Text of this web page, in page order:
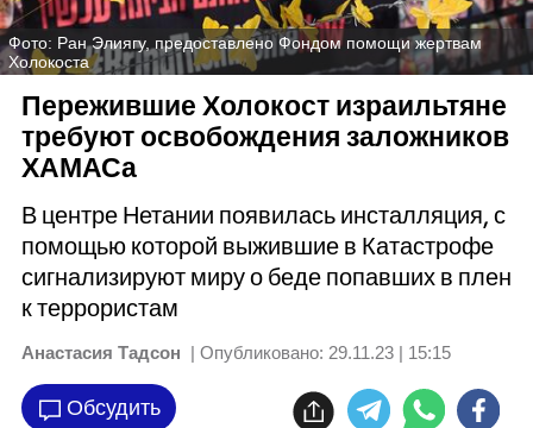
Фото: Ран Элиягу, предоставлено Фондом помощи жертвам
Холокоста
Пережившие Холокост израильтяне
требуют освобождения заложников
ХАМАСа
В центре Нетании появилась инсталляция, с
помощью которой выжившие в Катастрофе
сигнализируют миру о беде попавших в плен
к террористам
Анастасия Тадсон | Опубликовано: 29.11.23 | 15:15
Обсудить